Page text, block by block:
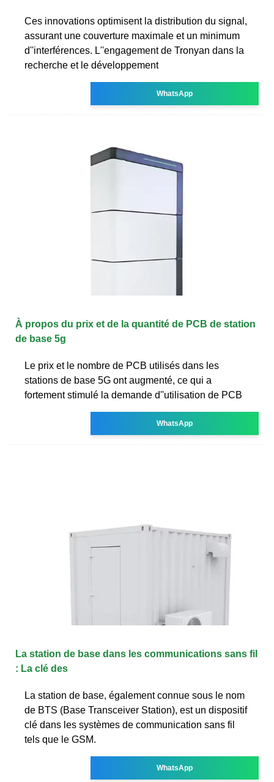
Ces innovations optimisent la distribution du signal,
assurant une couverture maximale et un minimum
d''interférences. L''engagement de Tronyan dans la
recherche et le développement
WhatsApp
À propos du prix et de la quantité de PCB de station
de base 5g
Le prix et le nombre de PCB utilisés dans les
stations de base 5G ont augmenté, ce qui a
fortement stimulé la demande d''utilisation de PCB
WhatsApp
La station de base dans les communications sans fil
: La clé des
La station de base, également connue sous le nom
de BTS (Base Transceiver Station), est un dispositif
clé dans les systèmes de communication sans fil
tels que le GSM.
WhatsApp